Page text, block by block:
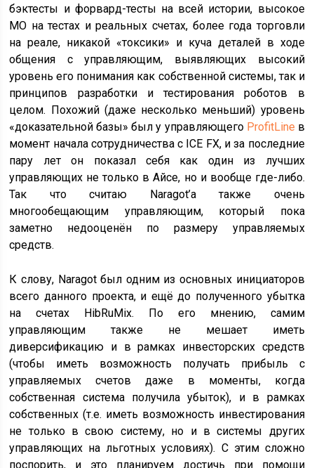
бэктесты и форвард-тесты на всей истории, высокое
МО на тестах и реальных счетах, более года торговли
на реале, никакой «токсики» и куча деталей в ходе
общения с управляющим, выявляющих высокий
уровень его понимания как собственной системы, так и
принципов разработки и тестирования роботов в
целом. Похожий (даже несколько меньший) уровень
«доказательной базы» был у управляющего ProfitLine в
момент начала сотрудничества с ICE FX, и за последние
пару лет он показал себя как один из лучших
управляющих не только в Айсе, но и вообще где-либо.
Так что считаю Naragot’а также очень
многообещающим управляющим, который пока
заметно недооценён по размеру управляемых
средств.
К слову, Naragot был одним из основных инициаторов
всего данного проекта, и ещё до полученного убытка
на счетах HibRuMix. По его мнению, самим
управляющим также не мешает иметь
диверсификацию и в рамках инвесторских средств
(чтобы иметь возможность получать прибыль с
управляемых счетов даже в моменты, когда
собственная система получила убыток), и в рамках
собственных (т.е. иметь возможность инвестирования
не только в свою систему, но и в системы других
управляющих на льготных условиях). С этим сложно
поспорить, и это планируем достичь при помощи